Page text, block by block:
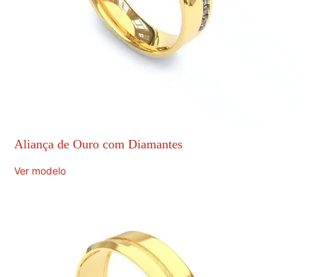
Aliança de Ouro com Diamantes
Ver modelo